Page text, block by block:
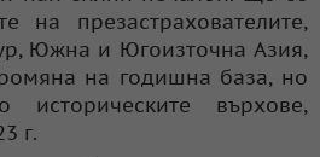
на презастрахователите,
Южна и Югоизточна Азия,
на годишна база, но
историческите върхове,
г.